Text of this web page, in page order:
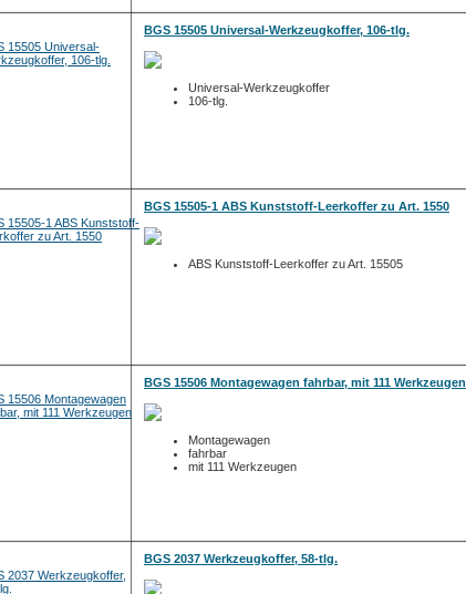
BGS 15505 Universal-Werkzeugkoffer, 106-tlg.
Universal-Werkzeugkoffer
106-tlg.
BGS 15505-1 ABS Kunststoff-Leerkoffer zu Art. 1550
ABS Kunststoff-Leerkoffer zu Art. 15505
BGS 15506 Montagewagen fahrbar, mit 111 Werkzeugen
Montagewagen
fahrbar
mit 111 Werkzeugen
BGS 2037 Werkzeugkoffer, 58-tlg.